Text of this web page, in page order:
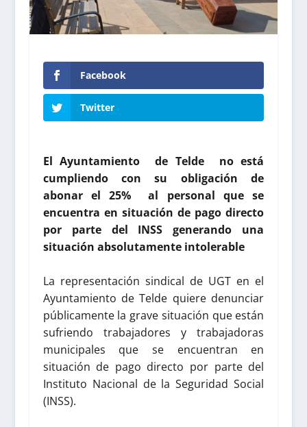
Facebook
Twitter
El Ayuntamiento de Telde no está
cumpliendo con su obligación de
abonar el 25% al personal que se
encuentra en situación de pago directo
por parte del INSS generando una
situación absolutamente intolerable
La representación sindical de UGT en el
Ayuntamiento de Telde quiere denunciar
públicamente la grave situación que están
sufriendo trabajadores y trabajadoras
municipales que se encuentran en
situación de pago directo por parte del
Instituto Nacional de la Seguridad Social
(INSS).